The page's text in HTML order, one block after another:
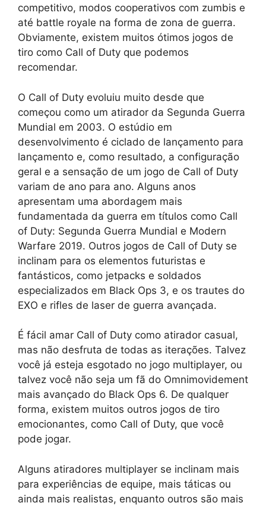
competitivo, modos cooperativos com zumbis e
até battle royale na forma de zona de guerra.
Obviamente, existem muitos ótimos jogos de
tiro como Call of Duty que podemos
recomendar.
O Call of Duty evoluiu muito desde que
começou como um atirador da Segunda Guerra
Mundial em 2003. O estúdio em
desenvolvimento é ciclado de lançamento para
lançamento e, como resultado, a configuração
geral e a sensação de um jogo de Call of Duty
variam de ano para ano. Alguns anos
apresentam uma abordagem mais
fundamentada da guerra em títulos como Call
of Duty: Segunda Guerra Mundial e Modern
Warfare 2019. Outros jogos de Call of Duty se
inclinam para os elementos futuristas e
fantásticos, como jetpacks e soldados
especializados em Black Ops 3, e os trautes do
EXO e rifles de laser de guerra avançada.
É fácil amar Call of Duty como atirador casual,
mas não desfruta de todas as iterações. Talvez
você já esteja esgotado no jogo multiplayer, ou
talvez você não seja um fã do Omnimovidement
mais avançado do Black Ops 6. De qualquer
forma, existem muitos outros jogos de tiro
emocionantes, como Call of Duty, que você
pode jogar.
Alguns atiradores multiplayer se inclinam mais
para experiências de equipe, mais táticas ou
ainda mais realistas, enquanto outros são mais